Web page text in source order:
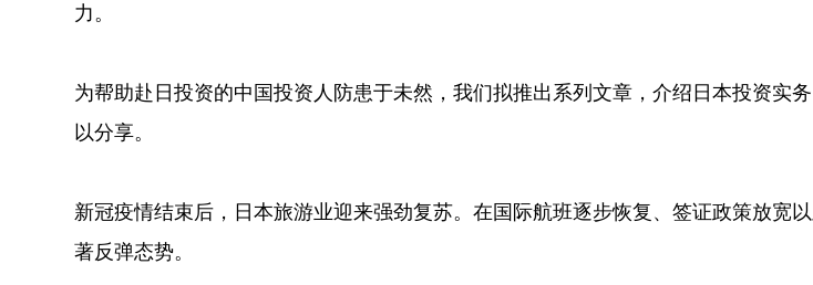
力。
为帮助赴日投资的中国投资人防患于未然，我们拟推出系列文章，介绍日本投资实
以分享。
新冠疫情结束后，日本旅游业迎来强劲复苏。在国际航班逐步恢复、签证政策放宽
著反弹态势。